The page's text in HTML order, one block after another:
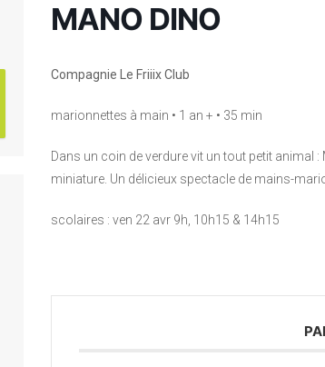
MANO DINO
Compagnie Le Friiix Club
marionnettes à main • 1 an + • 35 min
Dans un coin de verdure vit un tout petit animal
miniature. Un délicieux spectacle de mains-
scolaires : ven 22 avr 9h, 10h15 & 14h15